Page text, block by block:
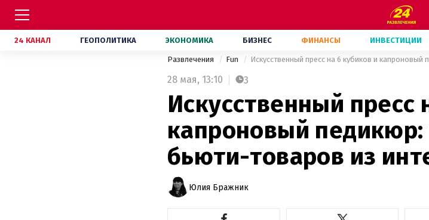
24 КАНАЛ ГЕОПОЛИТИКА ЭКОНОМИКА БИЗНЕС ФИНАНСЫ ИНВЕСТИЦИИ
Развлечения Fun Искусственный пресс на 6 кубиков и
28 мая, 13:10 3
Искусственный пресс
капроновый
бьюти-товаров из
Юлия Бражник